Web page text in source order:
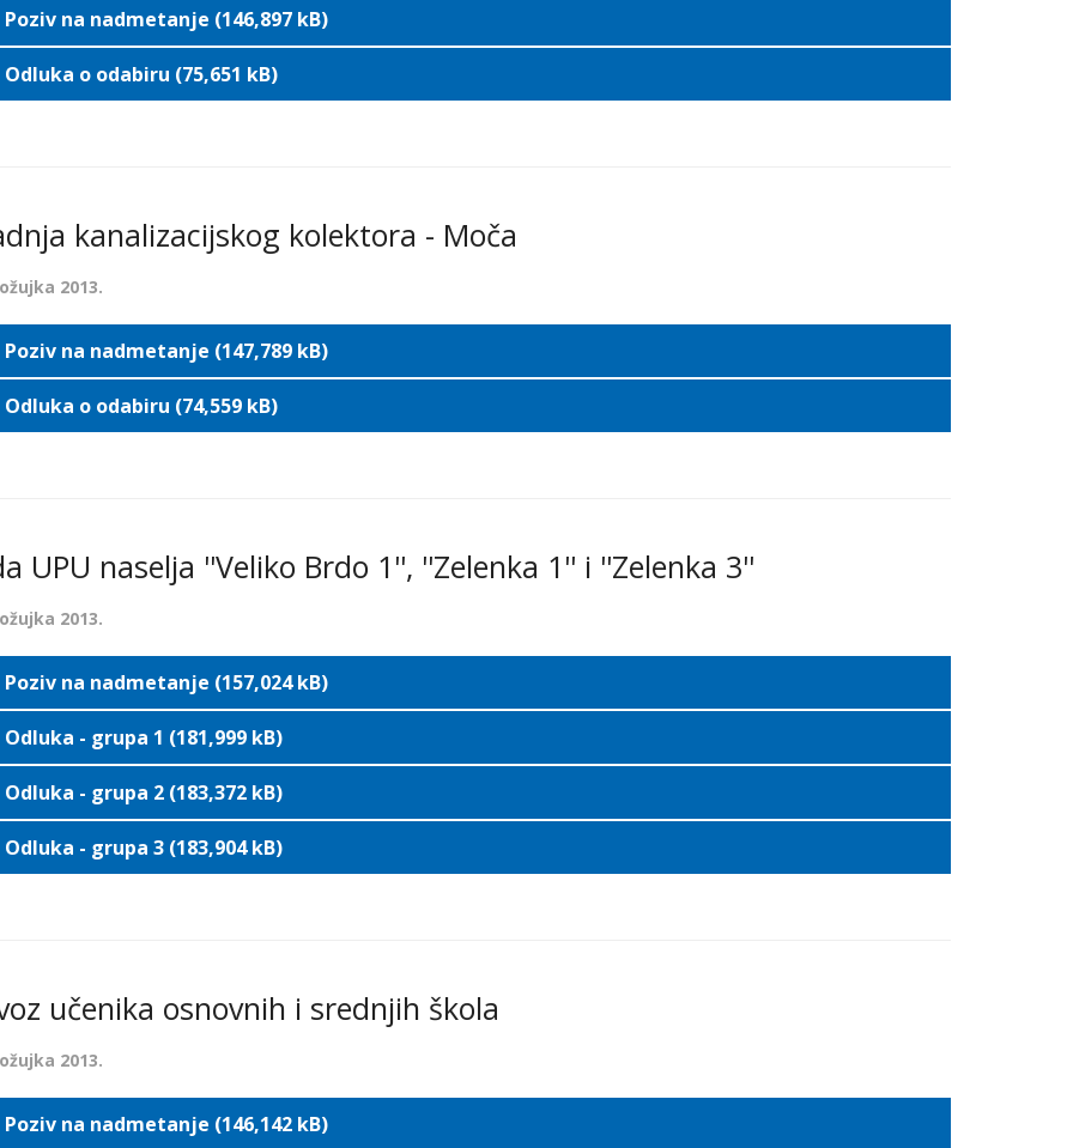
Poziv na nadmetanje (146,897 kB)
Odluka o odabiru (75,651 kB)
kanalizacijskog kolektora - Moča
2013.
Poziv na nadmetanje (147,789 kB)
Odluka o odabiru (74,559 kB)
UPU naselja ''Veliko Brdo 1'', ''Zelenka 1'' i ''Zelenka 3''
2013.
Poziv na nadmetanje (157,024 kB)
Odluka - grupa 1 (181,999 kB)
Odluka - grupa 2 (183,372 kB)
Odluka - grupa 3 (183,904 kB)
učenika osnovnih i srednjih škola
2013.
Poziv na nadmetanje (146,142 kB)